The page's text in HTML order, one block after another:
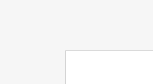
מיצירותיהם של המשוררים ויליאם
"מוות במשפחה: שנים עשר